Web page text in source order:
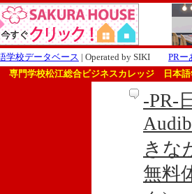
学校データベース | Operated by SIKI PRー
専門学校松江総合ビジネスカレッジ 日本語
-PR-
きな
無料